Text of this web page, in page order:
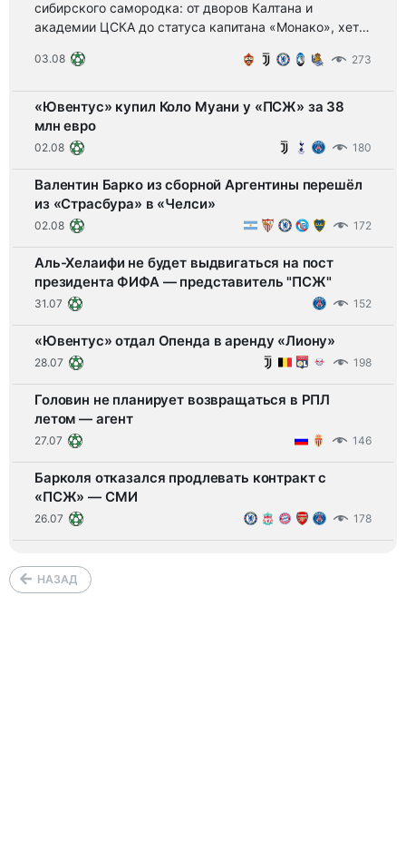
сибирского самородка: от дворов Калтана и
академии ЦСКА до статуса капитана «Монако», хет-
03.08 273
«Ювентус» купил Коло Муани у «ПСЖ» за 38
млн евро
02.08 180
Валентин Барко из сборной Аргентины перешёл
из «Страсбура» в «Челси»
02.08 172
Аль-Хелаифи не будет выдвигаться на пост
президента ФИФА — представитель "ПСЖ"
31.07 152
«Ювентус» отдал Опенда в аренду «Лиону»
28.07 198
Головин не планирует возвращаться в РПЛ
летом — агент
27.07 146
Барколя отказался продлевать контракт с
«ПСЖ» — СМИ
26.07 178
НАЗАД